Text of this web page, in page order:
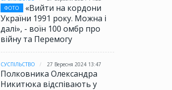
ФОТО
«Вийти на кордони
України 1991 року. Можна і
далі», - воїн 100 омбр про
війну та Перемогу
СУСПІЛЬСТВО 27 Вересня 2024 13:47
Полковника Олександра
Никитюка відспівають у